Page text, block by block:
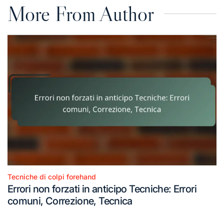
More From Author
Posted
in
Tecniche di colpi forehand
Errori non forzati in anticipo Tecniche: Errori
comuni, Correzione, Tecnica